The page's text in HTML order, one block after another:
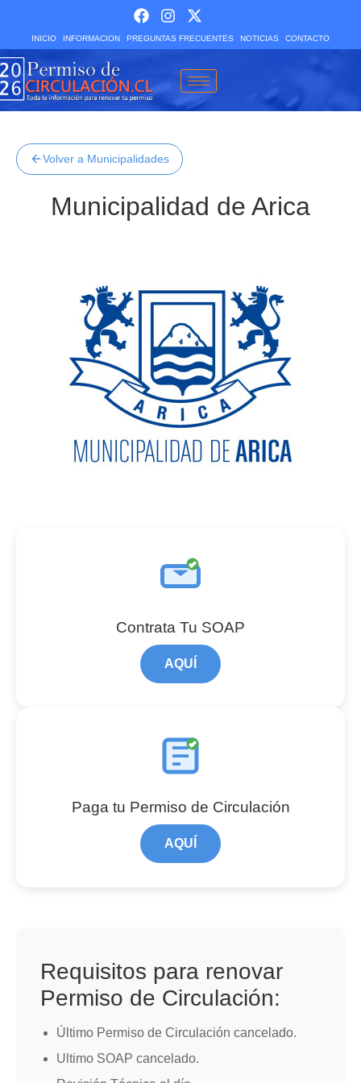
INICIO INFORMACION PREGUNTAS FRECUENTES NOTICIAS CONTACTO
Volver a Municipalidades
Municipalidad de Arica
Contrata Tu SOAP
AQUÍ
Paga tu Permiso de Circulación
AQUÍ
Requisitos para renovar
Permiso de Circulación:
Último Permiso de Circulación cancelado.
Ultimo SOAP cancelado.